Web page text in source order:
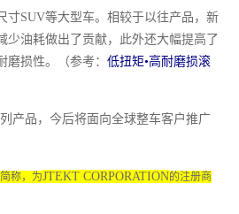
寸SUV等大型车。相较于以往产品，新
少油耗做出了贡献，此外还大幅提高了
损性。（参考： 低扭矩•高耐磨损滚
产品，今后将面向全球整车客户推广
称，为JTEKT CORPORATION的注册商